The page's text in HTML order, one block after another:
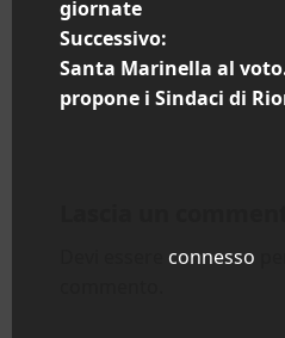
v
i
giornate
Successivo:
Santa Marinella al
propone i Sindaci di
connesso